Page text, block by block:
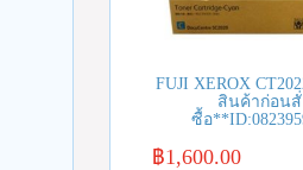
FUJI XEROX
สินค้าก่อนสั่
ซื้อ
฿1,600.00